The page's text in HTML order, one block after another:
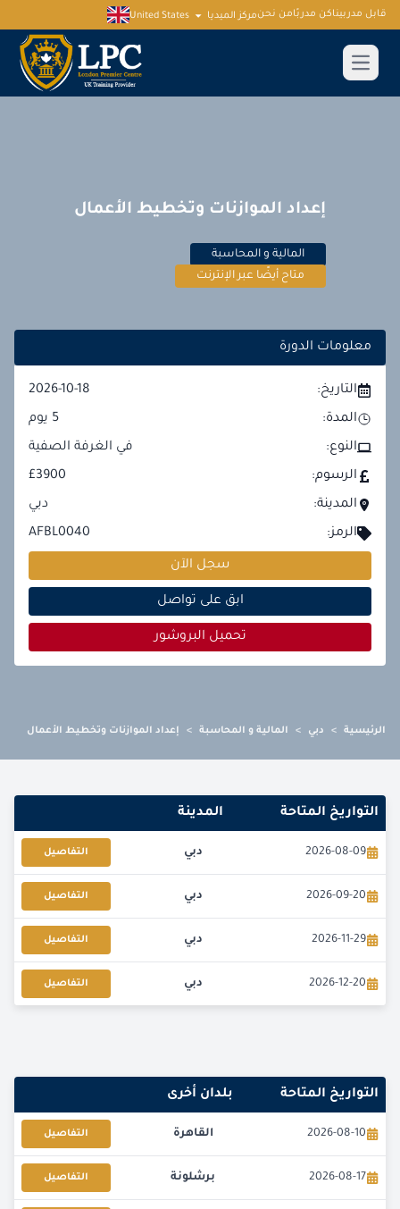
قابل مدربيناكن مدربًامن نحنمركز الميديا United States
إعداد الموازنات وتخطيط الأعمال
المالية و المحاسبة
متاح أيضًا عبر الإنترنت
معلومات الدورة
التاريخ:
2026-10-18
المدة:
5 يوم
النوع:
في الغرفة الصفية
الرسوم:
£3900
المدينة:
دبي
الرمز:
AFBL0040
سجل الآن
ابق على تواصل
تحميل البروشور
الرئيسية > دبي > المالية و المحاسبة > إعداد الموازنات وتخطيط الأعمال
التواريخ المتاحة المدينة
2026-08-09 دبي التفاصيل
2026-09-20 دبي التفاصيل
2026-11-29 دبي التفاصيل
2026-12-20 دبي التفاصيل
التواريخ المتاحة بلدان أخرى
2026-08-10 القاهرة التفاصيل
2026-08-17 برشلونة التفاصيل